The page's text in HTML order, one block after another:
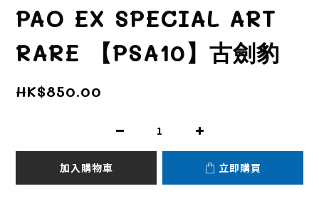
PAO EX SPECIAL ART
RARE 【PSA10】古劍豹
HK$850.00
加入購物車 立即購買